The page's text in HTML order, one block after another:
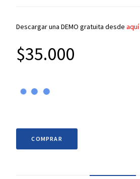
Descargar una DEMO gratuita desdeaquí
$35.000
COMPRAR